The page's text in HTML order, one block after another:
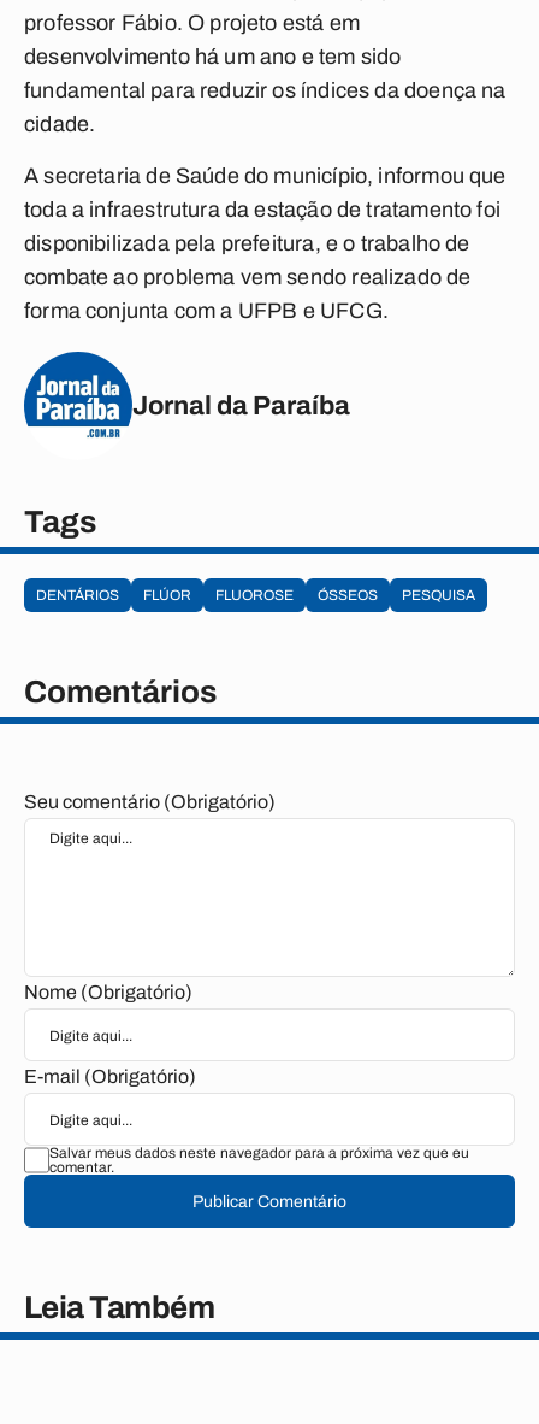
professor Fábio. O projeto está em
desenvolvimento há um ano e tem sido
fundamental para reduzir os índices da doença na
cidade.
A secretaria de Saúde do município, informou que
toda a infraestrutura da estação de tratamento foi
disponibilizada pela prefeitura, e o trabalho de
combate ao problema vem sendo realizado de
forma conjunta com a UFPB e UFCG.
Jornal da Paraíba
Tags
DENTÁRIOS FLÚOR FLUOROSE ÓSSEOS PESQUISA
Comentários
Seu comentário (Obrigatório)
Nome (Obrigatório)
E-mail (Obrigatório)
Salvar meus dados neste navegador para a próxima vez que eu
comentar.
Publicar Comentário
Leia Também